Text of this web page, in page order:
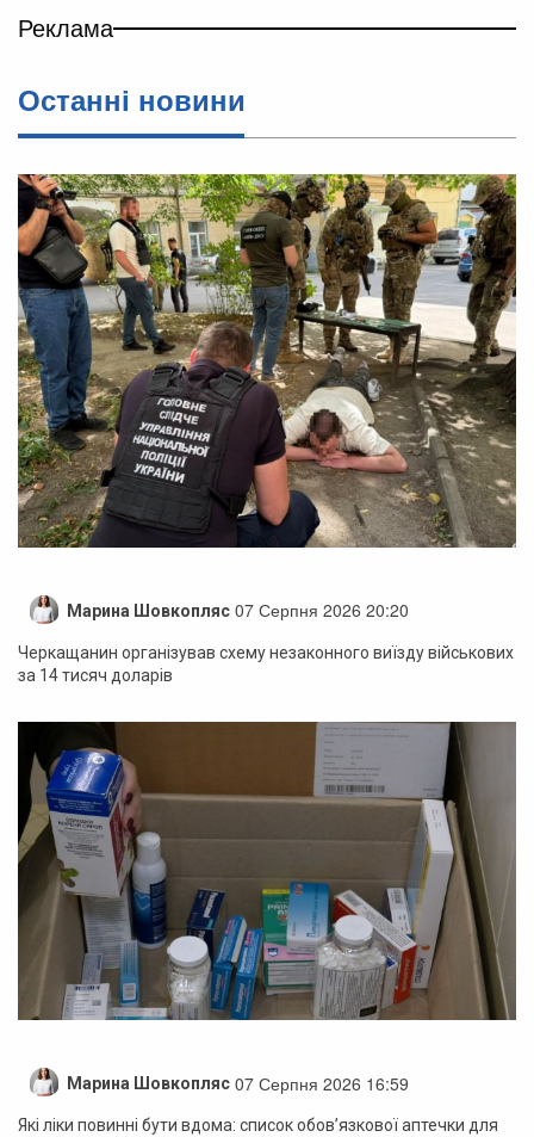
Реклама
Останні новини
Марина Шовкопляс 07 Серпня 2026 20:20
Черкащанин організував схему незаконного виїзду військових
за 14 тисяч доларів
Марина Шовкопляс 07 Серпня 2026 16:59
Які ліки повинні бути вдома: список обов’язкової аптечки для